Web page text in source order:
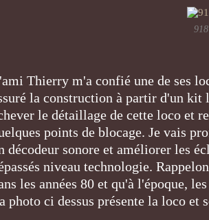
918
Thierry m'a confié une de ses
la construction à partir d'un
le détaillage de cette loco et
points de blocage. Je vais
décodeur sonore et améliorer les
niveau technologie.
les années 80 et qu'à l'époque,
photo ci dessus présente la loco et